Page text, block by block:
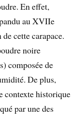
En effet,
au XVIIe
cette carapace.
noire
composée de
De plus,
contexte historique
par une des